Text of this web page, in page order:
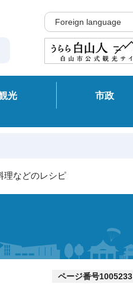
Foreign language
光 市政
理などのレシピ
ページ番号1005233